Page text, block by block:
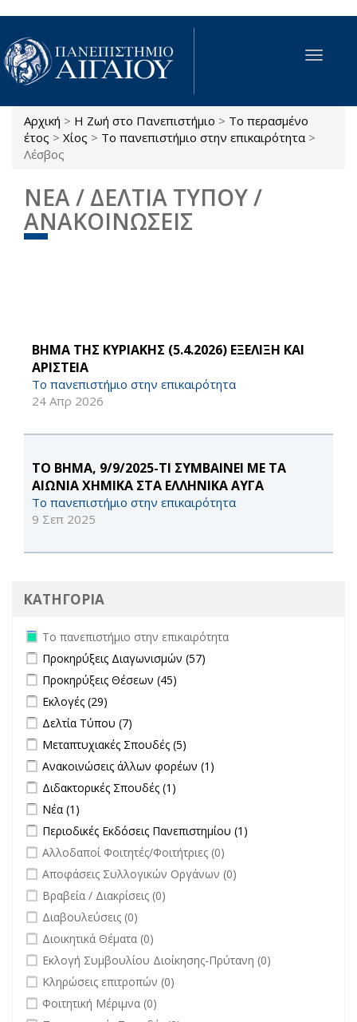
Παράκαμψη προς το κυρίως περιεχόμενο
Toggle
Είστε εδώ
Αρχική > Η Ζωή στο Πανεπιστήμιο > Το περασμένο
έτος > Χίος > Το πανεπιστήμιο στην επικαιρότητα >
Λέσβος
ΝΕΑ / ΔΕΛΤΙΑ ΤΥΠΟΥ /
ΑΝΑΚΟΙΝΩΣΕΙΣ
ΒΗΜΑ ΤΗΣ ΚΥΡΙΑΚΗΣ (5.4.2026) ΕΞΕΛΙΞΗ ΚΑΙ
AΡΙΣΤΕΙΑ
Το πανεπιστήμιο στην επικαιρότητα
24 Απρ 2026
ΤΟ ΒΗΜΑ, 9/9/2025-ΤΙ ΣΥΜΒΑΙΝΕΙ ΜΕ ΤΑ
ΑΙΩΝΙΑ ΧΗΜΙΚΑ ΣΤΑ ΕΛΛΗΝΙΚΑ ΑΥΓΑ
Το πανεπιστήμιο στην επικαιρότητα
9 Σεπ 2025
ΚΑΤΗΓΟΡΙΑ
Remove Το πανεπιστήμιο στην επικαιρότητα filter
Το πανεπιστήμιο στην επικαιρότητα
Apply Προκηρύξεις Διαγωνισμών filter
Προκηρύξεις Διαγωνισμών (57)
Apply Προκηρύξεις Θέσεων filter
Προκηρύξεις Θέσεων (45)
Apply Εκλογές filter
Εκλογές (29)
Apply Δελτία Τύπου filter
Δελτία Τύπου (7)
Apply Μεταπτυχιακές Σπουδές filter
Μεταπτυχιακές Σπουδές (5)
Apply Ανακοινώσεις άλλων φορέων filter
Ανακοινώσεις άλλων φορέων (1)
Apply Διδακτορικές Σπουδές filter
Διδακτορικές Σπουδές (1)
Apply Νέα filter
Νέα (1)
Apply Περιοδικές Εκδόσεις Πανεπιστημίου filter
Περιοδικές Εκδόσεις Πανεπιστημίου (1)
undefined
Αλλοδαποί Φοιτητές/Φοιτήτριες (0)
undefined
Αποφάσεις Συλλογικών Οργάνων (0)
undefined
Βραβεία / Διακρίσεις (0)
undefined
Διαβουλεύσεις (0)
undefined
Διοικητικά Θέματα (0)
undefined
Εκλογή Συμβουλίου Διοίκησης-Πρύτανη (0)
undefined
Κληρώσεις επιτροπών (0)
undefined
Φοιτητική Μέριμνα (0)